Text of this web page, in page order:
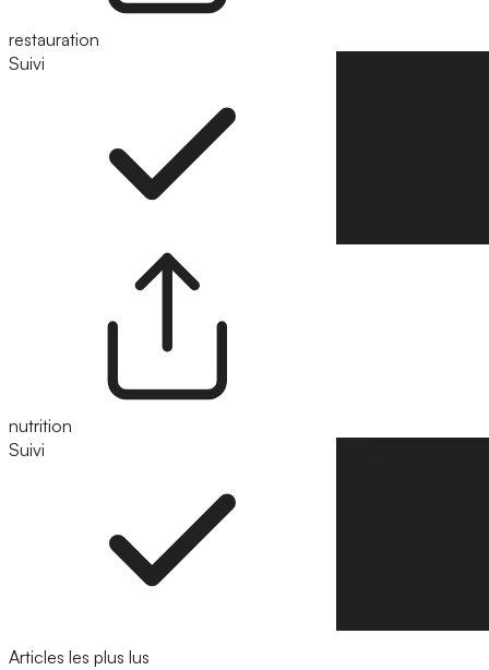
restauration
Suivi
nutrition
Suivi
Articles les plus lus